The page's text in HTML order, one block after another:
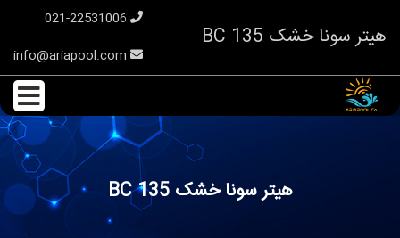
هیتر سونا خشک BC 135
هیتر سونا خشک BC 135